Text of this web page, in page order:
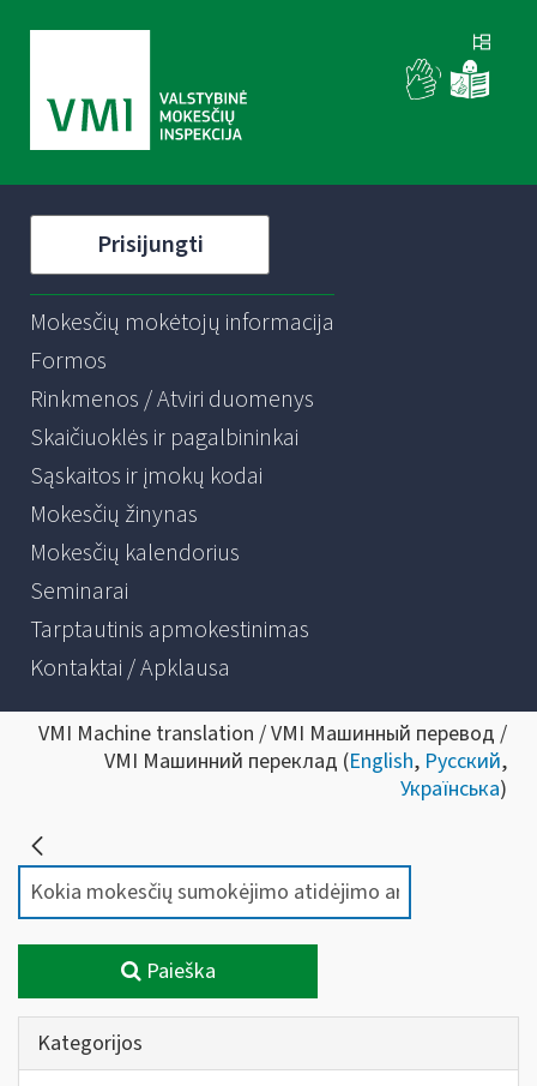
Prisijungti
Mokesčių mokėtojų informacija
Formos
Rinkmenos / Atviri duomenys
Skaičiuoklės ir pagalbininkai
Sąskaitos ir įmokų kodai
Mokesčių žinynas
Mokesčių kalendorius
Seminarai
Tarptautinis apmokestinimas
Kontaktai / Apklausa
VMI Machine translation / VMI Машинный перевод /
VMI Машинний переклад (English, Русский,
Українська)
Paieška
Kategorijos